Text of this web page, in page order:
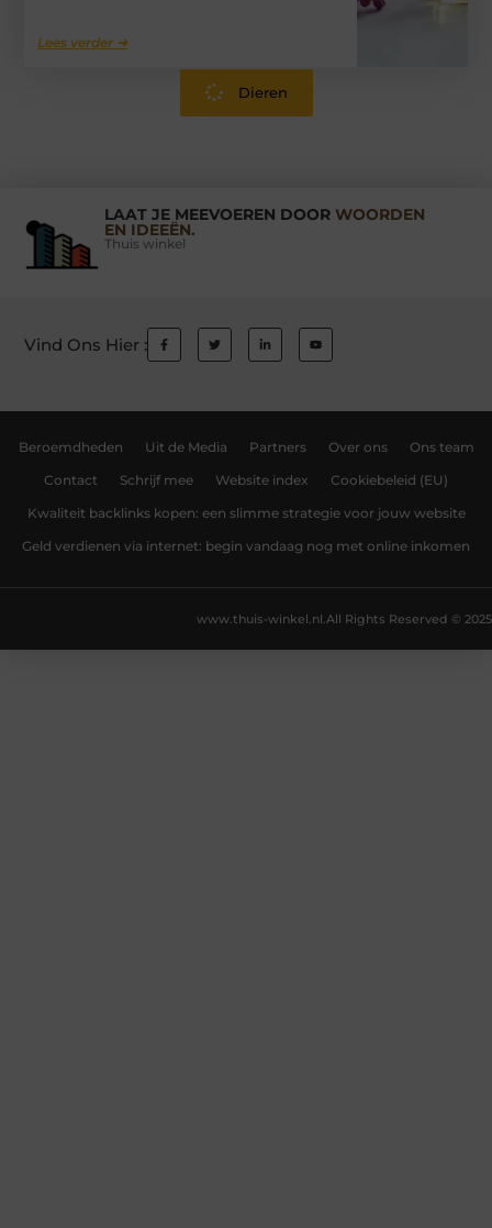
Lees verder ➜
Dieren
LAAT JE MEEVOEREN DOOR WOORDEN
EN IDEEËN.
Thuis winkel
Vind Ons Hier :
Beroemdheden Uit de Media Partners Over ons Ons team
Contact Schrijf mee Website index Cookiebeleid (EU)
Kwaliteit backlinks kopen: een slimme strategie voor jouw website
Geld verdienen via internet: begin vandaag nog met online inkomen
All Rights Reserved © 2025
www.thuis-winkel.nl.